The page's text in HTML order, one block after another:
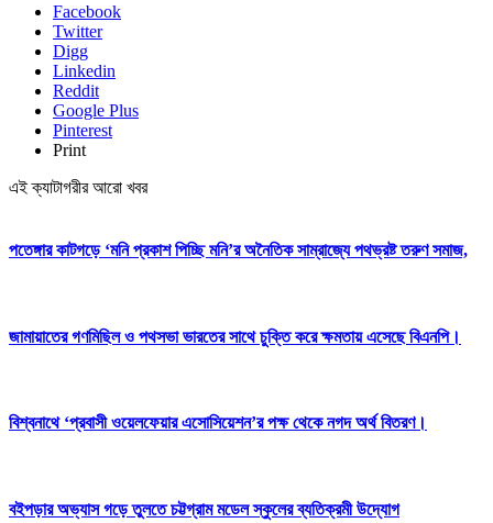
Facebook
Twitter
Digg
Linkedin
Reddit
Google Plus
Pinterest
Print
এই ক্যাটাগরীর আরো খবর
পতেঙ্গার কাটগড়ে ‘মনি প্রকাশ পিচ্ছি মনি’র অনৈতিক সাম্রাজ্যে পথভ্রষ্ট তরুণ সমাজ,
জামায়াতের গণমিছিল ও পথসভা ভারতের সাথে চুক্তি করে ক্ষমতায় এসেছে বিএনপি।
বিশ্বনাথে ‘প্রবাসী ওয়েলফেয়ার এসোসিয়েশন’র পক্ষ থেকে নগদ অর্থ বিতরণ।
বইপড়ার অভ্যাস গড়ে তুলতে চট্টগ্রাম মডেল স্কুলের ব্যতিক্রমী উদ্যোগ